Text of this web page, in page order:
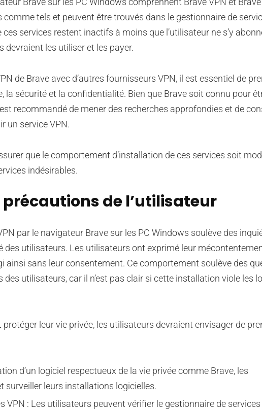
tels et peuvent être trouvés dans le gestionnaire de
services restent inactifs à moins que l’utilisateur ne s’y
devraient les utiliser et les payer.
de Brave avec d’autres fournisseurs VPN, il est essentiel de
la sécurité et la confidentialité. Bien que Brave soit connu pour
recommandé de mener des recherches approfondies et de
un service VPN.
que le comportement d’installation de ces services soit
indésirables.
de l’utilisateur
par le navigateur Brave sur les PC Windows soulève des
utilisateurs. Les utilisateurs ont exprimé leur
ainsi sans leur consentement. Ce comportement soulève des
utilisateurs, car il n’est pas clair si cette installation viole les
leur vie privée, les utilisateurs devraient envisager de
d’un logiciel respectueux de la vie privée comme Brave, les
surveiller leurs installations logicielles.
VPN : Les utilisateurs peuvent vérifier le gestionnaire de